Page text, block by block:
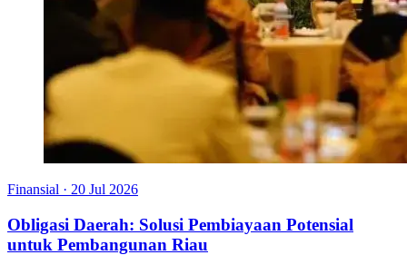
Finansial · 20 Jul 2026
Obligasi Daerah: Solusi Pembiayaan Potensial
untuk Pembangunan Riau